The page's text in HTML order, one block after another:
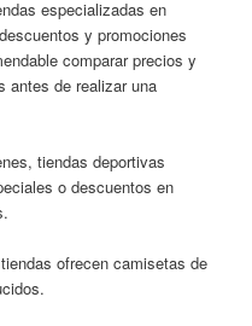
especializadas en
y promociones
comparar precios y
antes de realizar una
tiendas deportivas
o descuentos en
ofrecen camisetas de